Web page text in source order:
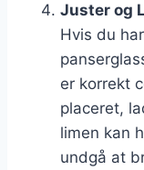
Juster og
Hvis du
er korrekt
placeret,
limen kan
undgå at